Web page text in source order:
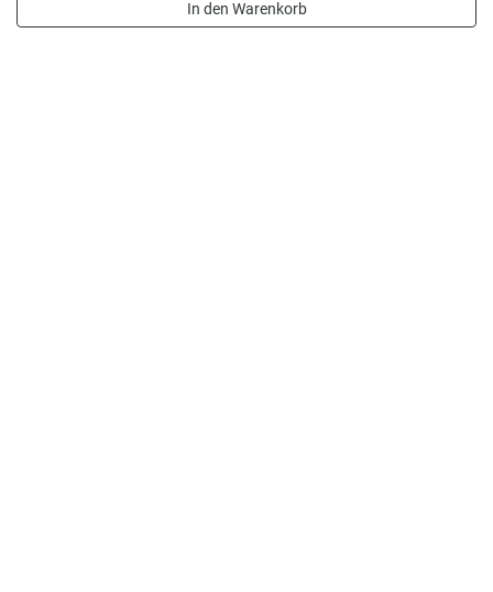
In den Warenkorb